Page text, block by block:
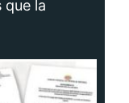
que la